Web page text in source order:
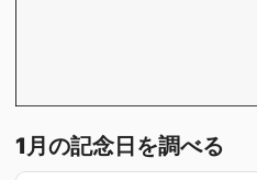
1月の記念日を調べる